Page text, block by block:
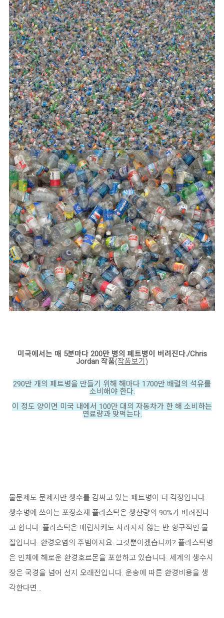
미국에서는 매 5분마다 200만 병의 페트병이 버려진다./Chris
Jordan 작품(작품보기)
290만 개의 페트병을 만들기 위해 해마다 1700만 배럴의 석유를
소비해야 한다.
이 정도 양이면 미국 내에서 100만 대의 자동차가 한 해 소비하는
연료량과 맞먹는다.
물문제도 문제지만 생수를 감싸고 있는 페트병이 더 걱정입니다.
생수병에 쓰이는 포장소재 플라스틱은 생산량의 90%가 버려진다
고 합니다. 플라스틱은 매립시켜도 사라지지 않는 반 항구적인 물
질입니다. 환경오염의 주범이지요. 그것뿐이겠습니까? 플라스틱병
은 인체에 해로운 환경호르몬을 포함하고 있습니다. 세계의 생수시
장은 국경을 넘어 선지 오래전입니다. 운송에 따른 환경비용을 생
각한다면...